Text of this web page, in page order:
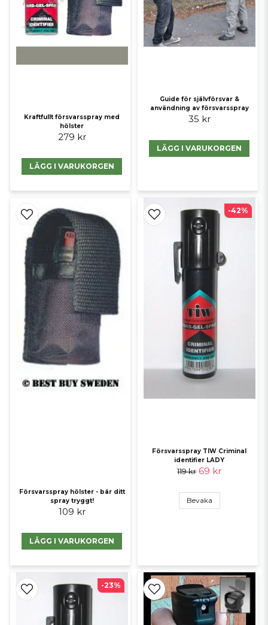
Kraftfullt försvarsspray med
hölster
279 kr
LÄGG I VARUKORGEN
Guide för självförsvar &
användning av försvarsspray
35 kr
LÄGG I VARUKORGEN
Försvarsspray hölster - bär ditt
spray tryggt!
109 kr
LÄGG I VARUKORGEN
Försvarsspray TIW Criminal
identifier LADY
119 kr 69 kr
Bevaka
-42%
-23%